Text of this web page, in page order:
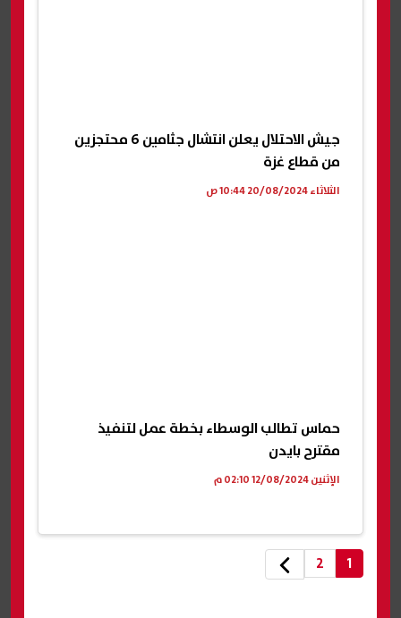
جيش الاحتلال يعلن انتشال جثامين 6 محتجزين
من قطاع غزة
الثلاثاء 20/08/2024 10:44 ص
حماس تطالب الوسطاء بخطة عمل لتنفيذ
مقترح بايدن
الإثنين 12/08/2024 02:10 م
1
2